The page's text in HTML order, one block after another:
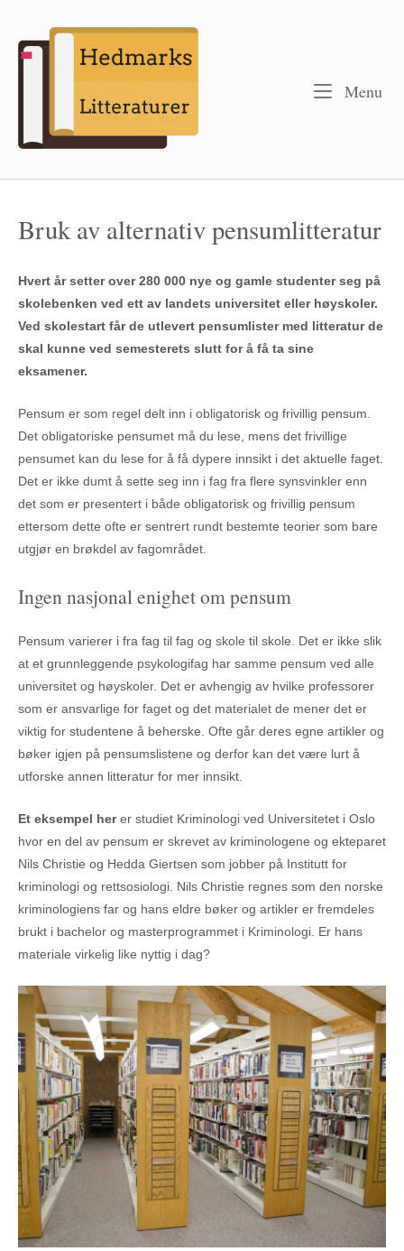
Menu
Bruk av alternativ pensumlitteratur
Hvert år setter over 280 000 nye og gamle studenter seg på
skolebenken ved ett av landets universitet eller høyskoler.
Ved skolestart får de utlevert pensumlister med litteratur de
skal kunne ved semesterets slutt for å få ta sine
eksamener.
Pensum er som regel delt inn i obligatorisk og frivillig pensum.
Det obligatoriske pensumet må du lese, mens det frivillige
pensumet kan du lese for å få dypere innsikt i det aktuelle faget.
Det er ikke dumt å sette seg inn i fag fra flere synsvinkler enn
det som er presentert i både obligatorisk og frivillig pensum
ettersom dette ofte er sentrert rundt bestemte teorier som bare
utgjør en brøkdel av fagområdet.
Ingen nasjonal enighet om pensum
Pensum varierer i fra fag til fag og skole til skole. Det er ikke slik
at et grunnleggende psykologifag har samme pensum ved alle
universitet og høyskoler. Det er avhengig av hvilke professorer
som er ansvarlige for faget og det materialet de mener det er
viktig for studentene å beherske. Ofte går deres egne artikler og
bøker igjen på pensumslistene og derfor kan det være lurt å
utforske annen litteratur for mer innsikt.
Et eksempel herer studiet Kriminologi ved Universitetet i Oslo
hvor en del av pensum er skrevet av kriminologene og ekteparet
Nils Christie og Hedda Giertsen som jobber på Institutt for
kriminologi og rettsosiologi. Nils Christie regnes som den norske
kriminologiens far og hans eldre bøker og artikler er fremdeles
brukt i bachelor og masterprogrammet i Kriminologi. Er hans
materiale virkelig like nyttig i dag?